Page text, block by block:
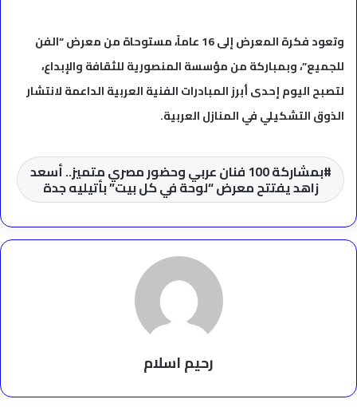
وتعود فكرة المعرض إلى 16 عاماً، مستوحاة من معرض “الفن
للجميع”، وبمباركة من مؤسسة المنصورية للثقافة والإبداع،
لتصبح اليوم إحدى أبرز المبادرات الفنية العربية الداعمة لانتشار
الذوق التشكيلي في المنازل العربية.
بمشاركة 100 فنان عربي وحضور مصري متميز.. أسعد
زاهد يفتتح معرض “لوحة في كل بيت” بأتيليه جدة
رحيم اسلام